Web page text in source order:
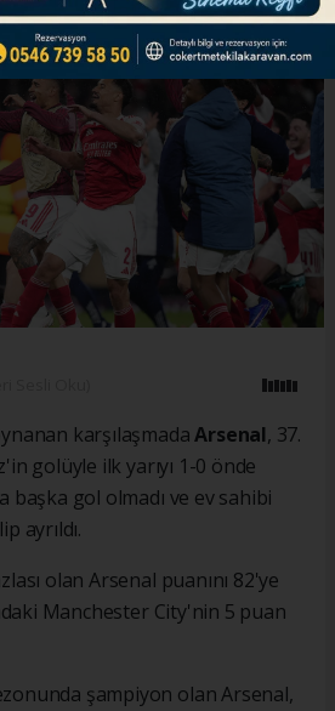
karşılaşmadaArsenal, 37.
golüyle ilk yarıyı 1-0 önde
başka gol olmadı ve ev sahibi
ayrıldı.
olan Arsenal puanını 82'ye
Manchester City'nin 5 puan
şampiyon olan Arsenal,